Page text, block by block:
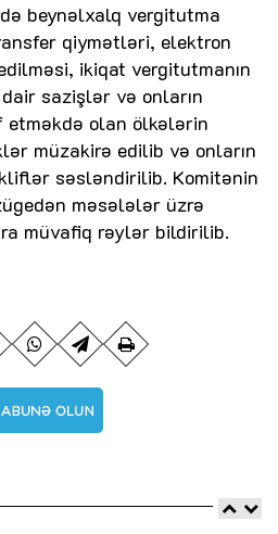
beynəlxalq vergitutma
qiymətləri, elektron
ikiqat vergitutmanın
dair sazişlər və onların
olan ölkələrin
müzakirə edilib və onların
səsləndirilib. Komitənin
məsələlər üzrə
müvafiq rəylər bildirilib.